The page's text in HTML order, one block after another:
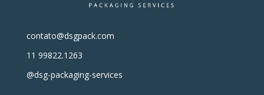
contato@dsgpack.com
11 99822.1263
@dsg-packaging-services